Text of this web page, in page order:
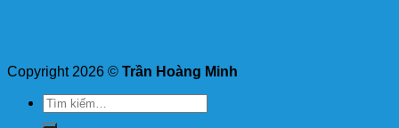
Copyright 2026 © Trần Hoàng Minh
Tìm
kiếm: